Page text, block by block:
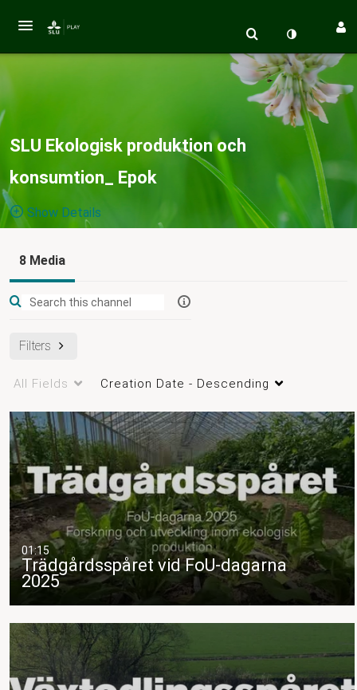
SLU Ekologisk produktion och
konsumtion_ Epok
Show Details
Managers
lantbruksuniversitet arbetar med kunskapsförmedling och
kommunikation samt initiering och samordning av forskning
ekologiskt ekologisk mat organic food
epok
8 Media
Filters
All Fields Creation Date - Descending
01:15
Trädgårdsspåret vid FoU-dagarna
2025